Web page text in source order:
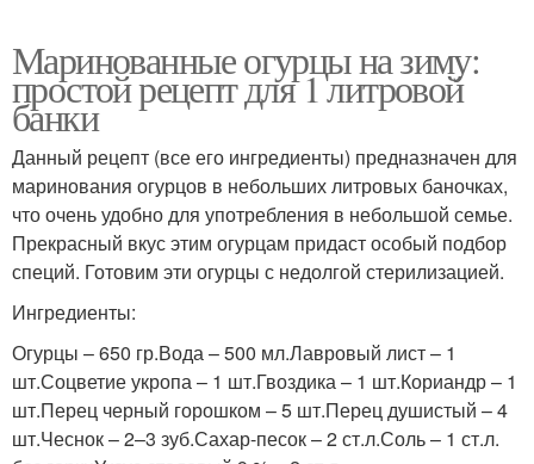
Маринованные огурцы на зиму:
простой рецепт для 1 литровой
банки
Данный рецепт (все его ингредиенты) предназначен для
маринования огурцов в небольших литровых баночках,
что очень удобно для употребления в небольшой семье.
Прекрасный вкус этим огурцам придаст особый подбор
специй. Готовим эти огурцы с недолгой стерилизацией.
Ингредиенты:
Огурцы – 650 гр.Вода – 500 мл.Лавровый лист – 1
шт.Соцветие укропа – 1 шт.Гвоздика – 1 шт.Кориандр – 1
шт.Перец черный горошком – 5 шт.Перец душистый – 4
шт.Чеснок – 2–3 зуб.Сахар-песок – 2 ст.л.Соль – 1 ст.л.